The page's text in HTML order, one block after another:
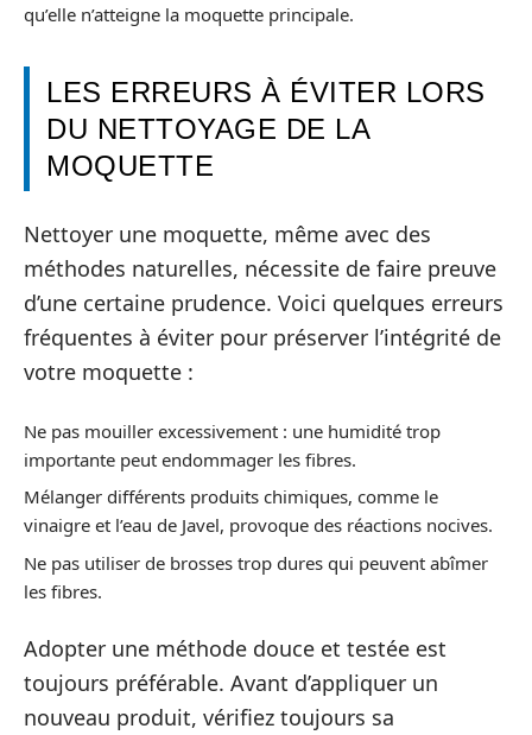
qu’elle n’atteigne la moquette principale.
LES ERREURS À ÉVITER LORS
DU NETTOYAGE DE LA
MOQUETTE
Nettoyer une moquette, même avec des
méthodes naturelles, nécessite de faire preuve
d’une certaine prudence. Voici quelques erreurs
fréquentes à éviter pour préserver l’intégrité de
votre moquette :
Ne pas mouiller excessivement : une humidité trop
importante peut endommager les fibres.
Mélanger différents produits chimiques, comme le
vinaigre et l’eau de Javel, provoque des réactions nocives.
Ne pas utiliser de brosses trop dures qui peuvent abîmer
les fibres.
Adopter une méthode douce et testée est
toujours préférable. Avant d’appliquer un
nouveau produit, vérifiez toujours sa